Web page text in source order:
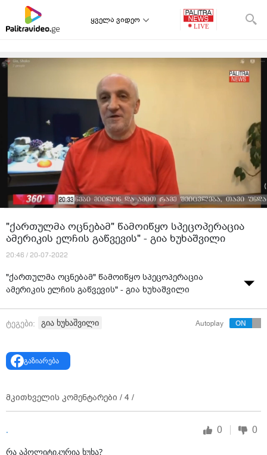
ყველა ვიდეო
"ქართულმა ოცნებამ" წამოიწყო სპეცოპერაცია
ამერიკის ელჩის გაწვევის" - გია ხუხაშვილი
20:46 / 20-07-2022
"ქართულმა ოცნებამ" წამოიწყო სპეცოპერაცია
ამერიკის ელჩის გაწვევის" - გია ხუხაშვილი
ტეგები: გია ხუხაშვილი Autoplay
გაზიარება
მკითხველის კომენტარები / 4 /
. 0 0
რა აპოლიტიკურია ხუხა?